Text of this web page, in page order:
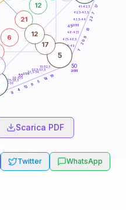
50
anni
41-42,5
42,5-43,5
43,5-44
46-47,5
47,5-48,5
48,5-49
51-52,5
52,5-53,5
53,5-54
56-57,5
57,5-58,5
58,5-59
17
7
22
15
8
20
7
19
14
5
9
13
4
8
5
6
21
12
17
12
45anni
55anni
Scarica PDF
Twitter WhatsApp